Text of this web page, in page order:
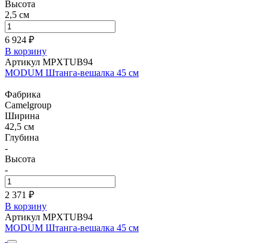
Высота
2,5 см
6 924 ₽
В корзину
Артикул MPXTUB94
MODUM Штанга-вешалка 45 см
Фабрика
Camelgroup
Ширина
42,5 см
Глубина
-
Высота
-
2 371 ₽
В корзину
Артикул MPXTUB94
MODUM Штанга-вешалка 45 см